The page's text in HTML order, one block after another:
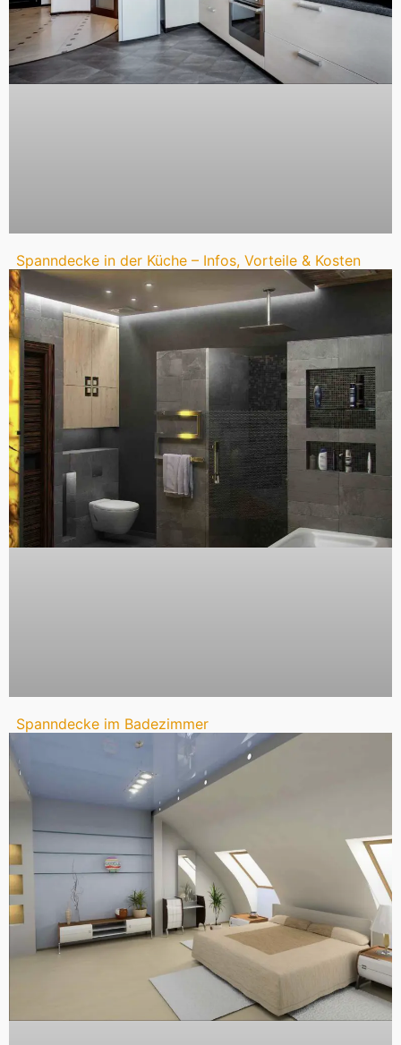
Spanndecke in der Küche – Infos, Vorteile & Kosten
Spanndecke im Badezimmer